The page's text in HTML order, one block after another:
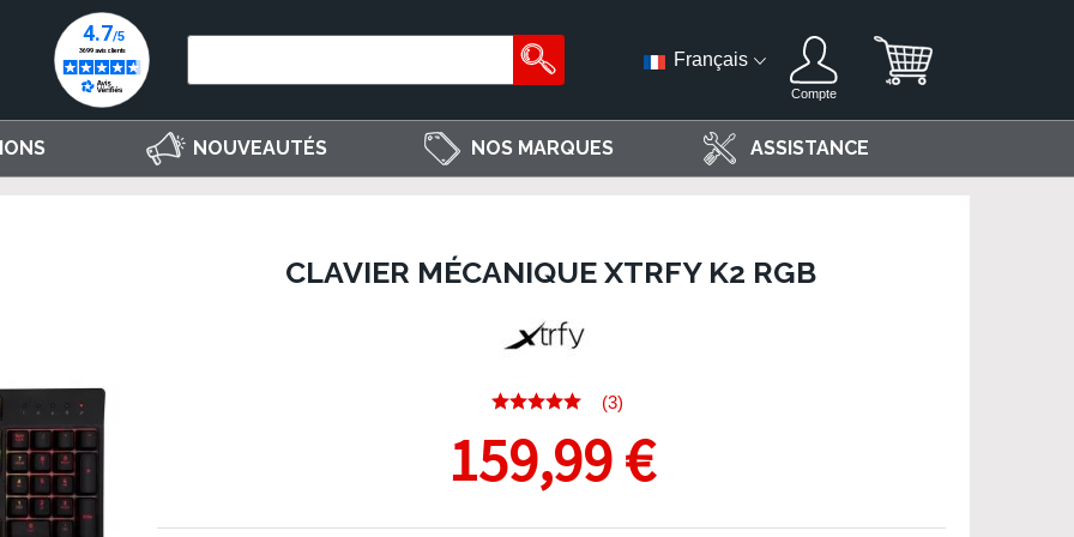
Français
Compte
NOUVEAUTÉS NOS MARQUES ASSISTANCE
CLAVIER MÉCANIQUE XTRFY K2 RGB
(3)
159,99 €